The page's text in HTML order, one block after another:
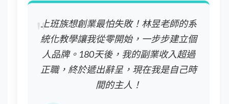
上班族想創業最怕失敗！林昱老師的系
統化教學讓我從零開始，一步步建立個
人品牌。180天後，我的副業收入超過
正職，終於遞出辭呈，現在我是自己時
間的主人！